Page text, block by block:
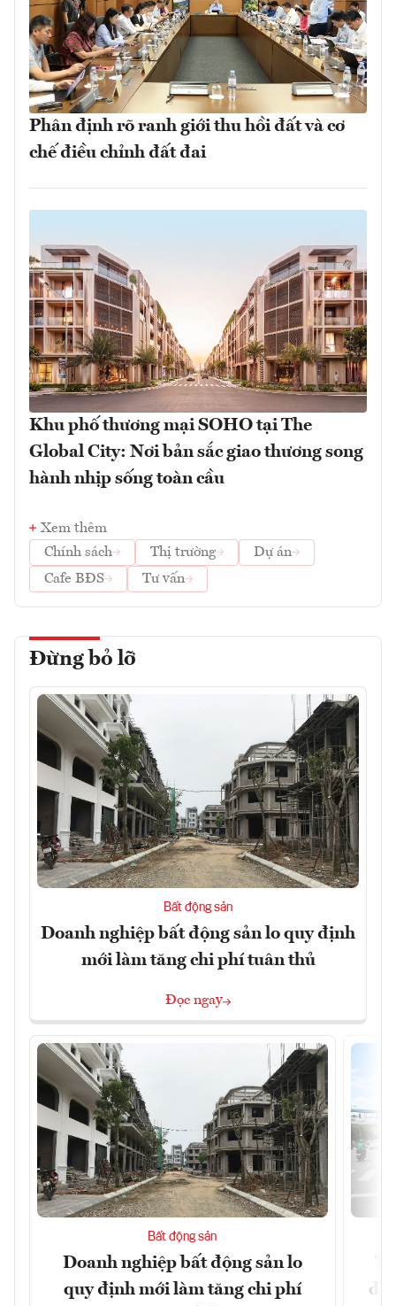
Phân định rõ ranh giới thu hồi đất và cơ
chế điều chỉnh đất đai
Khu phố thương mại SOHO tại The
Global City: Nơi bản sắc giao thương song
hành nhịp sống toàn cầu
Xem thêm
Chính sách
Thị trường
Dự án
Cafe BĐS
Tư vấn
Đừng bỏ lỡ
Bất động sản
Doanh nghiệp bất động sản lo quy định
mới làm tăng chi phí tuân thủ
Đọc ngay
Bất động sản
Doanh nghiệp bất động sản lo
quy định mới làm tăng chi phí